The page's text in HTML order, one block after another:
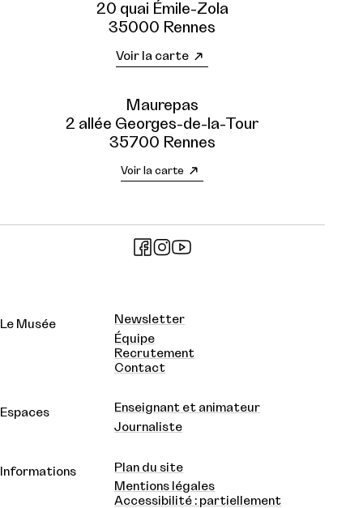
20 quai Émile-Zola
35000 Rennes
Voir la carte
Maurepas
2 allée Georges-de-la-Tour
35700 Rennes
Voir la carte
Le Musée
Newsletter
Équipe
Recrutement
Contact
Espaces
Enseignant et animateur
Journaliste
Informations
Plan du site
Mentions légales
Accessibilité : partiellement